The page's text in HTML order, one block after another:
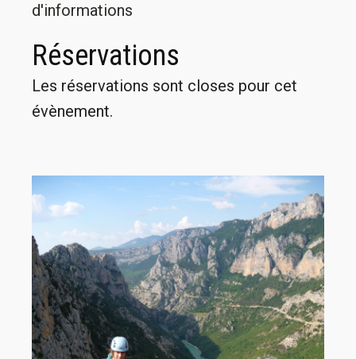
d'informations
Réservations
Les réservations sont closes pour cet
évènement.